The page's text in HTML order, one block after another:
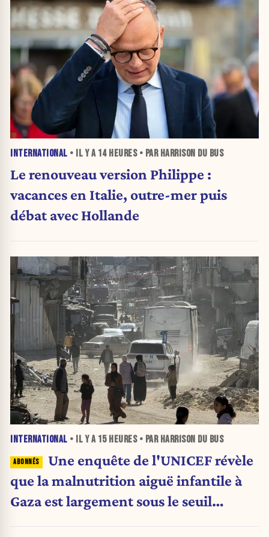
INTERNATIONAL • IL Y A 14 HEURES• PAR HARRISON DU BUS
Le renouveau version Philippe :
vacances en Italie, outre-mer puis
débat avec Hollande
INTERNATIONAL • IL Y A 15 HEURES• PAR HARRISON DU BUS
Une enquête de l'UNICEF révèle
que la malnutrition aiguë infantile à
Gaza est largement sous le seuil